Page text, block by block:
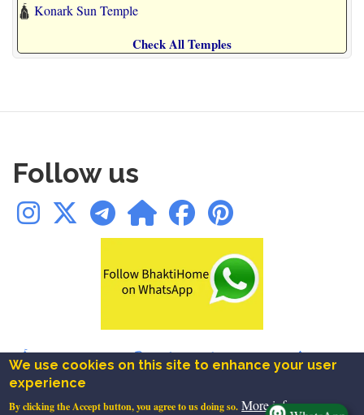
🛕 Konark Sun Temple
Check All Temples
Follow us
🛕Temples|✨Blogs|📚Books|📿Chalisa|🪔Aarti|🔱Mantra|
🚩Ashtakam|⚜️Festivals| ❤️Bookmarks
About|Contact|Privacy|Terms |Disclaimer
We use cookies on this site to enhance your user
experience
By clicking the Accept button, you agree to us doing so. More info